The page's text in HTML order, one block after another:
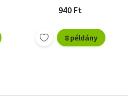
940 Ft
8 példány